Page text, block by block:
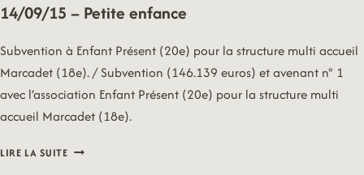
14/09/15 – Petite enfance
Subvention à Enfant Présent (20e) pour la structure multi accueil
Marcadet (18e). / Subvention (146.139 euros) et avenant n° 1
avec l’association Enfant Présent (20e) pour la structure multi
accueil Marcadet (18e).
LIRE LA SUITE14/09/15